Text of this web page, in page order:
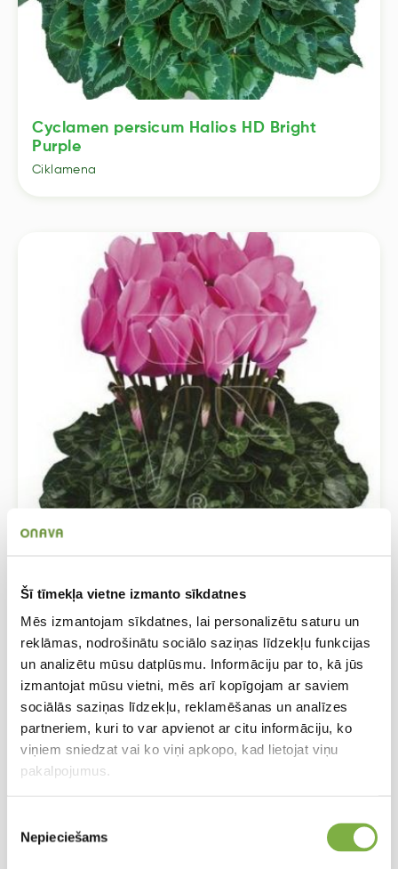
Šī tīmekļa vietne izmanto sīkdatnes
Mēs izmantojam sīkdatnes, lai personalizētu saturu un
reklāmas, nodrošinātu sociālo saziņas līdzekļu funkcijas
un analizētu mūsu datplūsmu. Informāciju par to, kā jūs
izmantojat mūsu vietni, mēs arī kopīgojam ar saviem
sociālās saziņas līdzekļu, reklamēšanas un analīzes
partneriem, kuri to var apvienot ar citu informāciju, ko
viņiem sniedzat vai ko viņi apkopo, kad lietojat viņu
pakalpojumus.
izvēle
Nepieciešams
Cyclamen persicum Halios HD Bright
Purple
Ciklamena
Cyclamen persicum Halios HD Bright Rose
Ciklamena